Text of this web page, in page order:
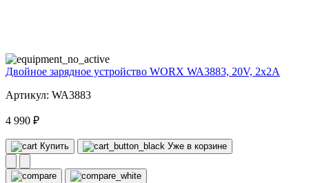
Двойное зарядное устройство WORX WA3883, 20V, 2x2A
Артикул: WA3883
4 990 ₽
Купить Уже в корзине